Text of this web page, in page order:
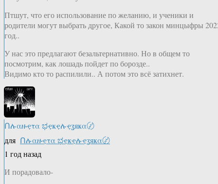
Птшут, что его использование по желанию, и ученики и
родители могут выбрать другое, Какой то закон минцыфры
год..
У нас это предлагают безальтернативно. Но в общем то
посмотрим, как лошадь пойдет по борозде..
Видимо кто то распилили.. А потом это всё затихнет.
Ոሉαዙҿτα ಭҿҝҿሉҿʓяҝα〄
для Ոሉαዙҿτα ಭҿҝҿሉҿʓяҝα〄
1 год назад
И порадовало-